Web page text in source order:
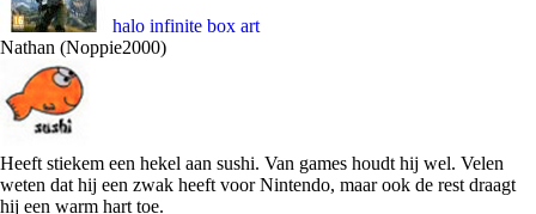
halo infinite box art
Nathan (Noppie2000)
Heeft stiekem een hekel aan sushi. Van games houdt hij wel. Velen
weten dat hij een zwak heeft voor Nintendo, maar ook de rest draagt
hij een warm hart toe.